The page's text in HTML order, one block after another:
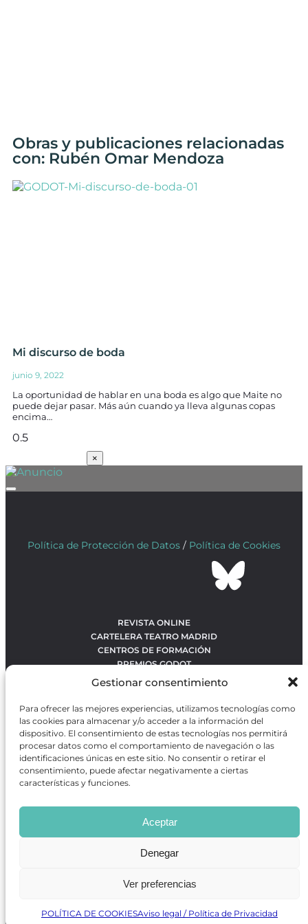
Gestionar consentimiento
Para ofrecer las mejores experiencias, utilizamos tecnologías como
las cookies para almacenar y/o acceder a la información del
dispositivo. El consentimiento de estas tecnologías nos permitirá
procesar datos como el comportamiento de navegación o las
identificaciones únicas en este sitio. No consentir o retirar el
consentimiento, puede afectar negativamente a ciertas
características y funciones.
Aceptar
Denegar
Ver preferencias
POLÍTICA DE COOKIESAviso legal / Política de Privacidad
Obras y publicaciones relacionadas
con: Rubén Omar Mendoza
Mi discurso de boda
junio 9, 2022
La oportunidad de hablar en una boda es algo que Maite no
puede dejar pasar. Más aún cuando ya lleva algunas copas
encima…
×
Política de Protección de Datos / Política de Cookies
REVISTA ONLINE
CARTELERA TEATRO MADRID
CENTROS DE FORMACIÓN
PREMIOS GODOT
CONTACTO
OBRAS MÁS VOTADAS
RANKING MEJORES OBRAS
BÚSQUEDA AVANZADA DE OBRAS
Revista GODOTes una revista independiente especializada
en información sobre artes escénicas de Madrid, gratuita y
que se distribuye en espacios escénicos, además de otros
puntos de interés turístico y de ocio de la capital.
Desarrollado por Precise Future